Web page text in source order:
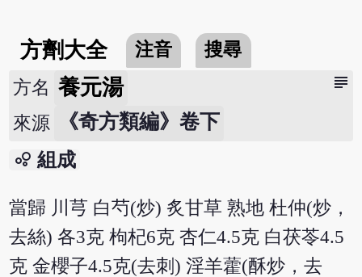
方劑大全 注音 搜尋
subject
方名 養元湯
來源 《奇方類編》卷下
bubble_chart 組成
當歸 川芎 白芍(炒) 炙甘草 熟地 杜仲(炒，
去絲) 各3克 枸杞6克 杏仁4.5克 白茯苓4.5
克 金櫻子4.5克(去刺) 淫羊藿(酥炒，去